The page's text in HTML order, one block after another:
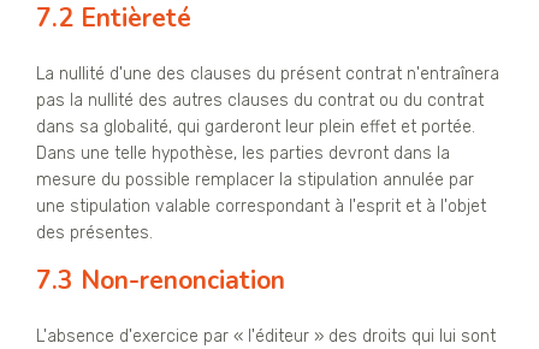
7.2 Entièreté
La nullité d'une des clauses du présent contrat n'entraînera
pas la nullité des autres clauses du contrat ou du contrat
dans sa globalité, qui garderont leur plein effet et portée.
Dans une telle hypothèse, les parties devront dans la
mesure du possible remplacer la stipulation annulée par
une stipulation valable correspondant à l'esprit et à l'objet
des présentes.
7.3 Non-renonciation
L'absence d'exercice par « l'éditeur » des droits qui lui sont